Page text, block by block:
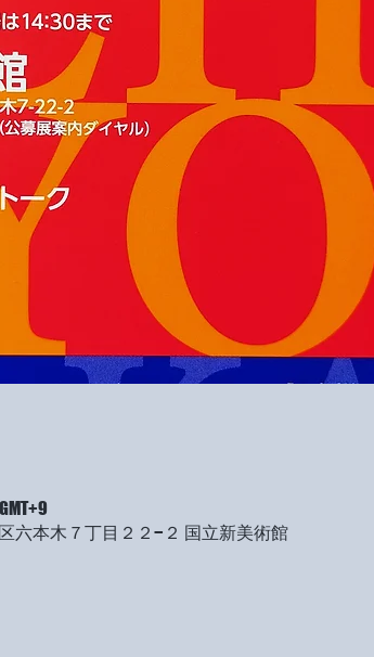
六本木７丁目２２−２ 国立新美術館